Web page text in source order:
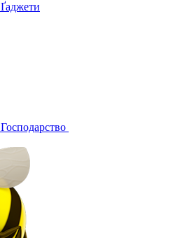
Ґаджети
Господарство